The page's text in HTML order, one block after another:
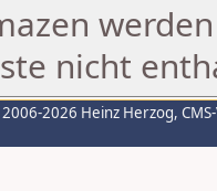
nicht
2026 Heinz Herzog,